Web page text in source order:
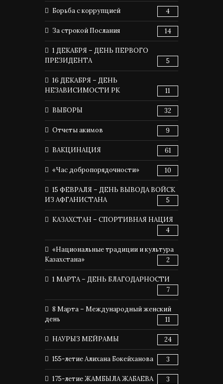
Борьба с коррупцией 4
За строкой Послания 14
1 ДЕКАБРЯ – ДЕНЬ ПЕРВОГО
ПРЕЗИДЕНТА
5
16 ДЕКАБРЯ – ДЕНЬ
НЕЗАВИСИМОСТИ РК
11
ВЫБОРЫ 32
Отчеты акимов 9
ВАКЦИНАЦИЯ 61
«Час добропорядочности» 10
15 ФЕВРАЛЯ – ДЕНЬ ВЫВОДА ВОЙСК
ИЗ АФГАНИСТАНА
5
КАЗАХСТАН – СПОРТИВНАЯ НАЦИЯ
4
«Национальные традиции и культура
Казахстана»
2
1 МАРТА – ДЕНЬ БЛАГОДАРНОСТИ
7
8 Марта – Международный женский
день
11
НАУРЫЗ МЕЙРАМЫ 24
155-летие Алихана Бокейханова 3
175-летие ЖАМБЫЛА ЖАБАЕВА 3